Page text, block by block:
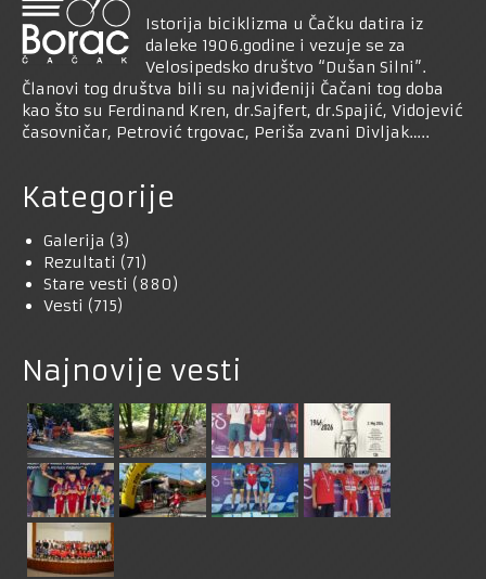
Istorija biciklizma u Čačku datira iz
daleke 1906.godine i vezuje se za
Velosipedsko društvo “Dušan Silni”.
Članovi tog društva bili su najviđeniji Čačani tog doba
kao što su Ferdinand Kren, dr.Sajfert, dr.Spajić, Vidojević
časovničar, Petrović trgovac, Periša zvani Divljak…..
Kategorije
Galerija (3)
Rezultati (71)
Stare vesti (880)
Vesti (715)
Najnovije vesti